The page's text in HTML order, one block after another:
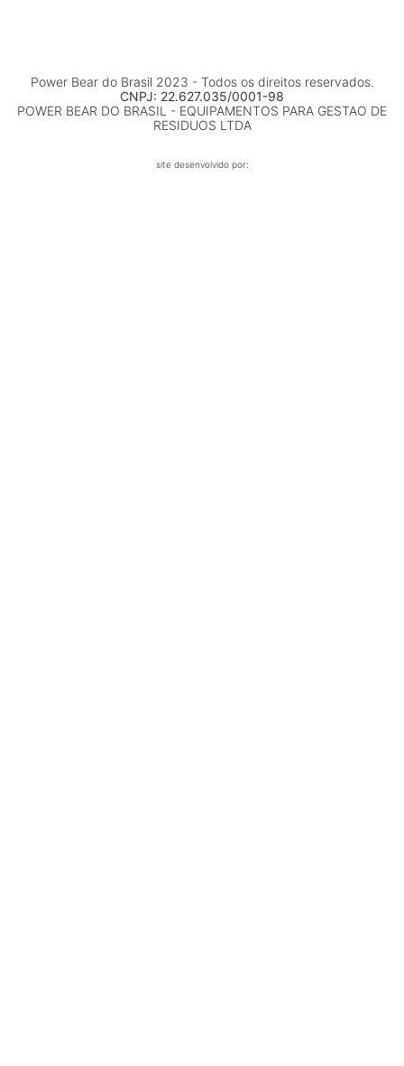
Power Bear do Brasil 2023 - Todos os direitos reservados.
CNPJ: 22.627.035/0001-98
POWER BEAR DO BRASIL - EQUIPAMENTOS PARA GESTAO DE
RESIDUOS LTDA
site desenvolvido por: